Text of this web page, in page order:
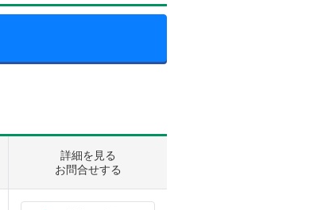
詳細を見る
お問合せする